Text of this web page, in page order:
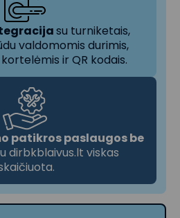
su turniketais,
valdomomis durimis,
ir QR kodais.
patikros paslaugos be
dirbkblaivus.lt viskas